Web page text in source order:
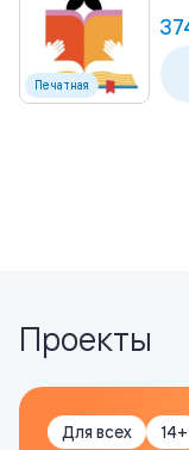
Печатная
Проекты
Для всех 14+